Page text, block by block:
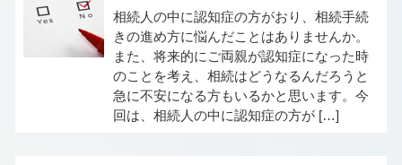
相続人の中に認知症の方がおり、相続手続
きの進め方に悩んだことはありませんか。
また、将来的にご両親が認知症になった時
のことを考え、相続はどうなるんだろうと
急に不安になる方もいるかと思います。今
回は、相続人の中に認知症の方が […]